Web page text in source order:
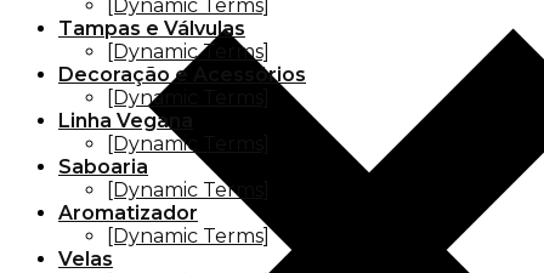
[Dynamic Terms]
Tampas e Válvulas
[Dynamic Terms]
Decoração e Acessórios
[Dynamic Terms]
Linha Vegana
[Dynamic Terms]
Saboaria
[Dynamic Terms]
Aromatizador
[Dynamic Terms]
Velas